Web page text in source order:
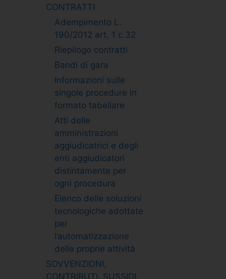
CONTRATTI
Adempimento L.
190/2012 art. 1 c.32
Riepilogo contratti
Bandi di gara
Informazioni sulle
singole procedure in
formato tabellare
Atti delle
amministrazioni
aggiudicatrici e degli
enti aggiudicatori
distintamente per
ogni procedura
Elenco delle soluzioni
tecnologiche adottate
per
l’automatizzazione
delle proprie attività
SOVVENZIONI,
CONTRIBUTI, SUSSIDI,